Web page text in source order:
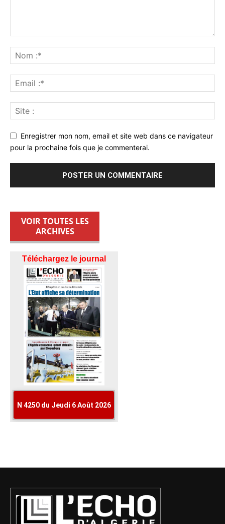
Enregistrer mon nom, email et site web dans ce navigateur
pour la prochaine fois que je commenterai.
VOIR TOUTES LES
ARCHIVES